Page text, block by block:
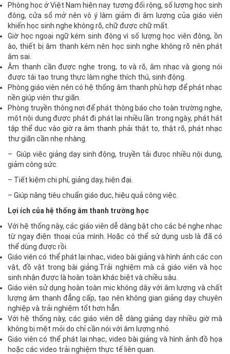
Phòng học ở Việt Nam hiện nay tương đối rộng, số lượng học sinh
đông, cửa sổ mở nên vô ý làm giảm đi âm lượng của giáo viên
khiến học sinh nghe không rõ, chữ được chữ mất.
Giờ học ngoại ngữ kém sinh động vì số lượng học viên đông, ồn
ào, thiết bị âm thanh kém nên học sinh nghe không rõ nên phát
âm sai.
Âm thanh cần được nghe trong, to và rõ, âm nhạc và giọng nói
được tái tạo trung thực làm nghe thích thú, sinh động.
Phòng giáo viên nên có hệ thống âm thanh phù hợp để phát nhạc
nền giúp viên thư giãn.
Phòng truyền thông nơi để phát thông báo cho toàn trường nghe,
một nội dung được phát đi phát lại nhiều lần trong ngày, phát hát
tập thể dục vào giờ ra âm thanh phải thật to, thật rõ, phát nhạc
thư giãn cần nhẹ nhàng.
– Giúp việc giảng dạy sinh động, truyền tải đưọc nhiều nội dung,
giảm công sức.
– Tiết kiệm chi phí, giảng dạy, hiện đại.
– Giúp nâng tiêu chuẩn giáo dục, hiệu quả công việc.
Lợi ích của hệ thống âm thanh trường học
Với hệ thống này, các giáo viên dễ dàng bật cho các bé nghe nhạc
từ ngay điện thoại của mình. Hoặc có thể sử dụng usb là đã có
thể dùng được rồi.
Giáo viên có thể phát lại nhạc, video bài giảng và hình ảnh các con
vật, đồ vật trong bài giảng.Trải nghiệm mà cả giáo viên và học
sinh nhận được là hoàn toàn khác biệt và chiều sâu.
Giáo viên sử dụng hoàn toàn mic không dây với âm lượng và chất
lượng âm thanh đẳng cấp, tạo nên không gian giảng dạy chuyên
nghiệp và trải nghiệm tốt hơn hẳn.
Với hệ thống này, các giáo viên dễ dàng giảng dạy nhiều giờ mà
không bị mệt mỏi do chỉ cần nói với âm lượng nhỏ.
Giáo viên có thể phát lại nhạc, video bài giảng và hình ảnh đồ họa
hoặc các video trải nghiệm thực tế liên quan.